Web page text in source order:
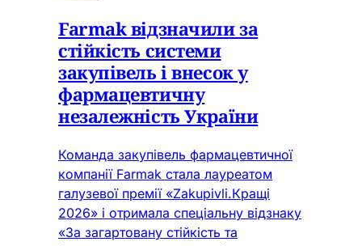
Farmak відзначили за
стійкість системи
закупівель і внесок у
фармацевтичну
незалежність України
Команда закупівель фармацевтичної
компанії Farmak стала лауреатом
галузевої премії «Zakupivli.Кращі
2026» і отримала спеціальну відзнаку
«За загартовану стійкість та